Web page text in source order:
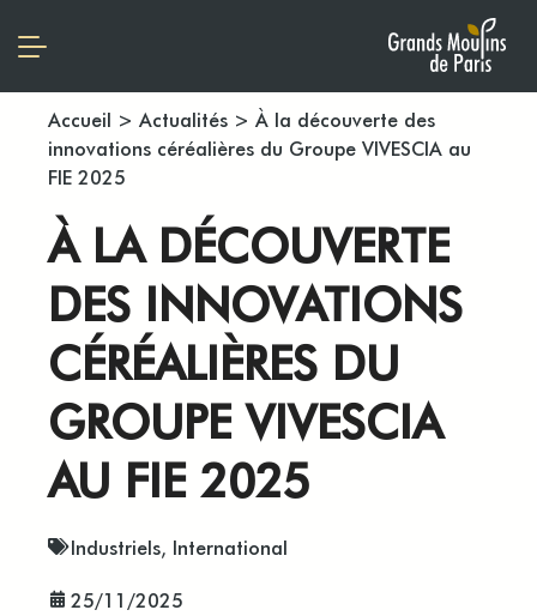
Accueil > Actualités > À la découverte des
innovations céréalières du Groupe VIVESCIA au
FIE 2025
À LA DÉCOUVERTE
DES INNOVATIONS
CÉRÉALIÈRES DU
GROUPE VIVESCIA
AU FIE 2025
Industriels, International
25/11/2025